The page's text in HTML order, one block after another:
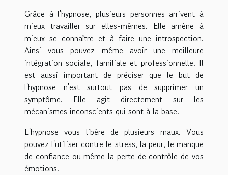
Grâce à l'hypnose, plusieurs personnes arrivent à
mieux travailler sur elles-mêmes. Elle amène à
mieux se connaître et à faire une introspection.
Ainsi vous pouvez même avoir une meilleure
intégration sociale, familiale et professionnelle. Il
est aussi important de préciser que le but de
l'hypnose n'est surtout pas de supprimer un
symptôme. Elle agit directement sur les
mécanismes inconscients qui sont à la base.
L'hypnose vous libère de plusieurs maux. Vous
pouvez l'utiliser contre le stress, la peur, le manque
de confiance ou même la perte de contrôle de vos
émotions.